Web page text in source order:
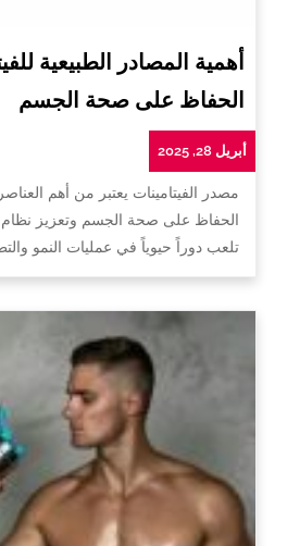
أهمية المصادر الطبيعية
الحفاظ على صحة الجسم
أبريل 28, 2025
مصدر الفيتامينات يعتبر من أهم
الحفاظ على صحة الجسم وتعزيز نظام
تلعب دوراً حيوياً في عمليات النمو